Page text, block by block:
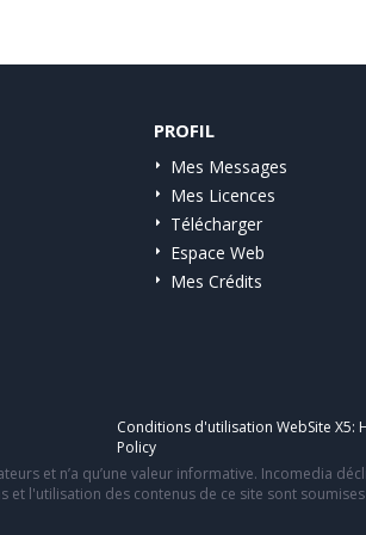
PROFIL
Mes Messages
Mes Licences
Télécharger
Espace Web
Mes Crédits
Conditions d'utilisation WebSite X5:
Policy
et n’a qu’une valeur informative. Incomedia
l'utilisation des contenus de ce site sont